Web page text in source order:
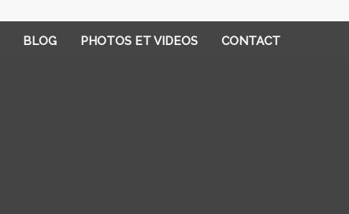
BLOG PHOTOS ET VIDEOS CONTACT